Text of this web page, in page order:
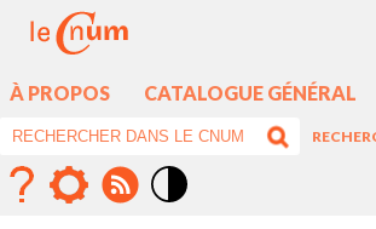
À PROPOS CATALOGUE GÉNÉRAL